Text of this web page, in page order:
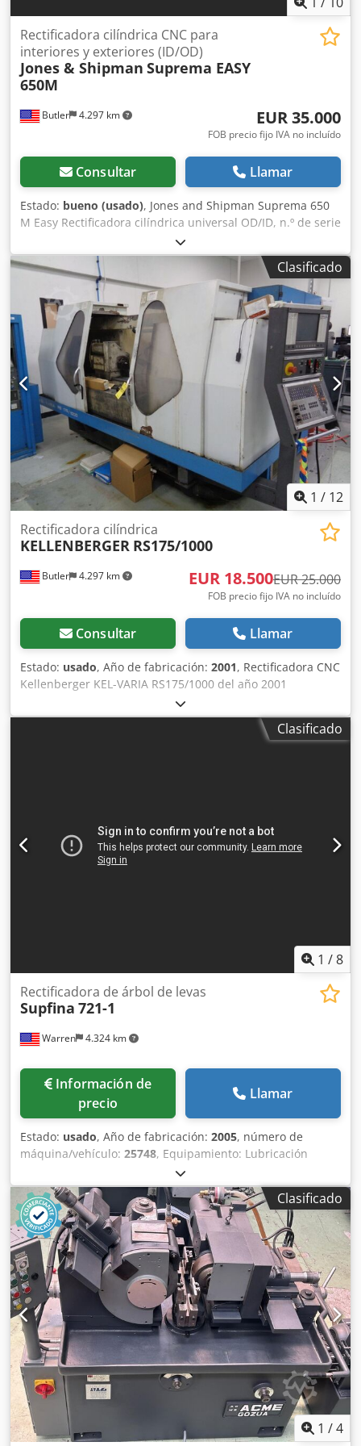
Butler 4.297 km
Rectificadora cilíndrica CNC para
interiores y exteriores (ID/OD)
Jones & Shipman Suprema EASY
650M
EUR 35.000
FOB precio fijo IVA no incluído
Consultar Llamar
Estado: bueno (usado), Jones and Shipman Suprema 650
M Easy Rectificadora cilíndrica universal OD/ID, n.º de serie
SO19131, con control PLC J&S, volteo de 12" x 25" entre
puntos, cabezal giratorio con capacidad para OD e ID,
husillo interno, sistema de refrigeración Hydromation,
visualizador digital Heidenhain, sujeción de pieza NO
incluida. Csdpfxsywfyqo Acberf
Clasificado
1 / 12
Butler 4.297 km
Rectificadora cilíndrica
KELLENBERGER RS175/1000
EUR 18.500EUR 25.000
FOB precio fijo IVA no incluído
Consultar Llamar
Estado: usado, Año de fabricación: 2001, Rectificadora CNC
Kellenberger KEL-VARIA RS175/1000 del año 2001
Clasificado
1 /8
Warren 4.324 km
Rectificadora de árbol de levas
Supfina 721-1
Información de
precio
Llamar
Estado: usado, Año de fabricación: 2005, número de
máquina/vehículo: 25748, Equipamiento: Lubricación
centralizada Sistema de limpieza de la máquina Equipo de
filtración del refrigerante Instalación eléctrica de 480 V, 60
Hz Cabezal con centrador Contrapuente con centrador
Carga automática Sistema hidráulico Sistema neumático
Lubricación centralizada Equipo de filtración del
refrigerante Especificaciones: Rango de trabajo de la
máquina: -Ancho de centrado: 600 - 1250 mm -Diámetro
máximo de la pieza de trabajo: 320 mm -Carrera de
oscilación: +/-1 mm con respecto a la frecuencia de
oscilación -Frecuencia de oscilación: 0-200 ciclos
dobles/min, ajustable infinitamente -Velocidad de rotación
del husillo: 0-150 min-1, ajustable infinitamente -Altura de
carga sobre el suelo: 1050 mm Recorrido del eje horizontal
de la columna de la máquina: 1650 mm Cabezal –
Rotación: -Velocidad de rotación de la pieza de trabajo: n2
= 0-200 min-1, limitada a n2 = 0-150 min-1 Cabezal –
Oscilación: -Frecuencia de oscilación: n2 = 800 ciclos
Clasificado
1 /4